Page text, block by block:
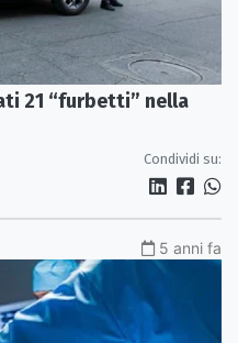
21 “furbetti” nella
Condividi su:
5 anni fa